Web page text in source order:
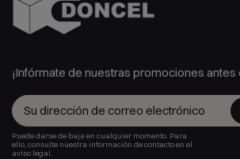
¡Infórmate de nuestras promociones antes
Puede darse de baja en cualquier momento. Para
ello, consulte nuestra información de contacto en el
aviso legal.